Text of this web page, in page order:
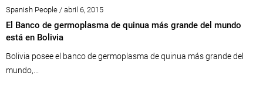
Spanish People / abril 6, 2015
El Banco de germoplasma de quinua más grande del mundo
está en Bolivia
Bolivia posee el banco de germoplasma de quinua más grande del
mundo,...